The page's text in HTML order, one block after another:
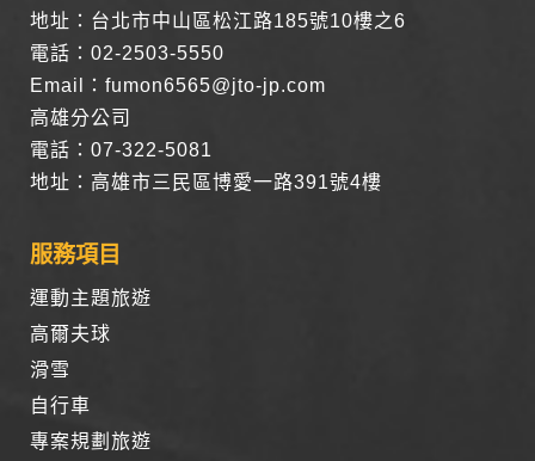
商，或與連結本網站，也可能蒐集您個人的資料。對於您主動
提供的個人資訊，這些廣告廠商、或連結網站有其個別的私權
保護政策，其資料處理措施不適用本網站隱私權保護政策，本
公司不負任何連帶責任。
本網站將在事前或註冊登錄取得您的同意後，傳送商業性資料
或電子郵件給您。本公司除了在該資料或電子郵件上註明是由
本公司發送，也會在該資料或電子郵件上提供您能隨時停止接
收這些資料或電子郵件的方法及說明。
本公司不會向任何人出售或出借您的個人識別資料。
資料：
1.遵守法令或政府機關的要求；或我們發覺您在網站上的行為
南。
2.為了保護使用者個人隱私，我們無法為您查詢其他使用者的
向警政單位提出告訴，我們將全力配合警政單位調查並提供所
地址：台北市中山區松江路185號10樓之6
電話：02-2503-5550
Email：fumon6565@jto-jp.com
高雄分公司
電話：07-322-5081
地址：高雄市三民區博愛一路391號4樓
服務項目
運動主題旅遊
高爾夫球
滑雪
自行車
專案規劃旅遊